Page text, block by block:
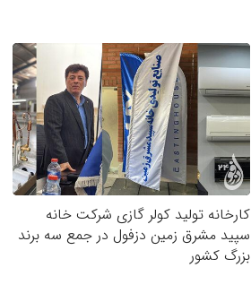
کارخانه تولید کولر گازی شرکت خانه
سپید مشرق زمین دزفول در جمع سه برند
بزرگ کشور